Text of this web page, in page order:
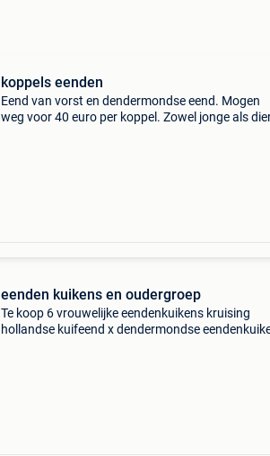
koppels eenden
Eend van vorst en dendermondse eend. Mogen
weg voor 40 euro per koppel. Zowel jonge als
eenden kuikens en oudergroep
Te koop 6 vrouwelijke eendenkuikens kruising
hollandse kuifeend x dendermondse